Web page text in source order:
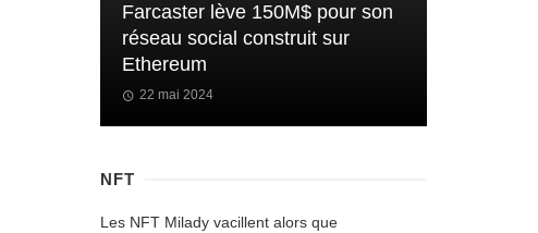
Farcaster lève 150M$ pour son
réseau social construit sur
Ethereum
22 mai 2024
NFT
Les NFT Milady vacillent alors que